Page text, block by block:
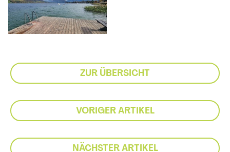
ZUR ÜBERSICHT
VORIGER ARTIKEL
NÄCHSTER ARTIKEL